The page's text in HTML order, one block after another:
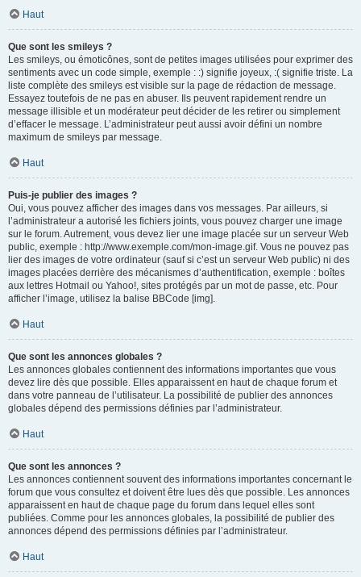
Haut
Que sont les smileys ?
Les smileys, ou émoticônes, sont de petites images utilisées pour exprimer des
sentiments avec un code simple, exemple : :) signifie joyeux, :( signifie triste. La
liste complète des smileys est visible sur la page de rédaction de message.
Essayez toutefois de ne pas en abuser. Ils peuvent rapidement rendre un
message illisible et un modérateur peut décider de les retirer ou simplement
d’effacer le message. L’administrateur peut aussi avoir défini un nombre
maximum de smileys par message.
Haut
Puis-je publier des images ?
Oui, vous pouvez afficher des images dans vos messages. Par ailleurs, si
l’administrateur a autorisé les fichiers joints, vous pouvez charger une image
sur le forum. Autrement, vous devez lier une image placée sur un serveur Web
public, exemple : http://www.exemple.com/mon-image.gif. Vous ne pouvez pas
lier des images de votre ordinateur (sauf si c’est un serveur Web public) ni des
images placées derrière des mécanismes d’authentification, exemple : boîtes
aux lettres Hotmail ou Yahoo!, sites protégés par un mot de passe, etc. Pour
afficher l’image, utilisez la balise BBCode [img].
Haut
Que sont les annonces globales ?
Les annonces globales contiennent des informations importantes que vous
devez lire dès que possible. Elles apparaissent en haut de chaque forum et
dans votre panneau de l’utilisateur. La possibilité de publier des annonces
globales dépend des permissions définies par l’administrateur.
Haut
Que sont les annonces ?
Les annonces contiennent souvent des informations importantes concernant le
forum que vous consultez et doivent être lues dès que possible. Les annonces
apparaissent en haut de chaque page du forum dans lequel elles sont
publiées. Comme pour les annonces globales, la possibilité de publier des
annonces dépend des permissions définies par l’administrateur.
Haut